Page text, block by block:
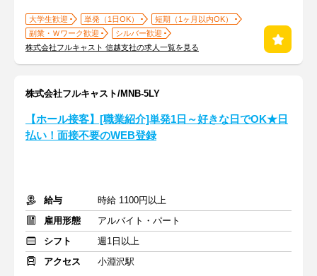
大学生歓迎 単発（1日OK）
短期（1ヶ月以内OK）
副業・Ｗワーク歓迎
シルバー歓迎
株式会社フルキャスト 信越支社の求人一覧を見る
株式会社フルキャスト/MNB-5LY
【ホール接客】[職業紹介]単発1日～好きな日でOK★日
払い！面接不要のWEB登録
給与
時給 1100円以上
雇用形態
アルバイト・パート
シフト
週1日以上
アクセス
小淵沢駅